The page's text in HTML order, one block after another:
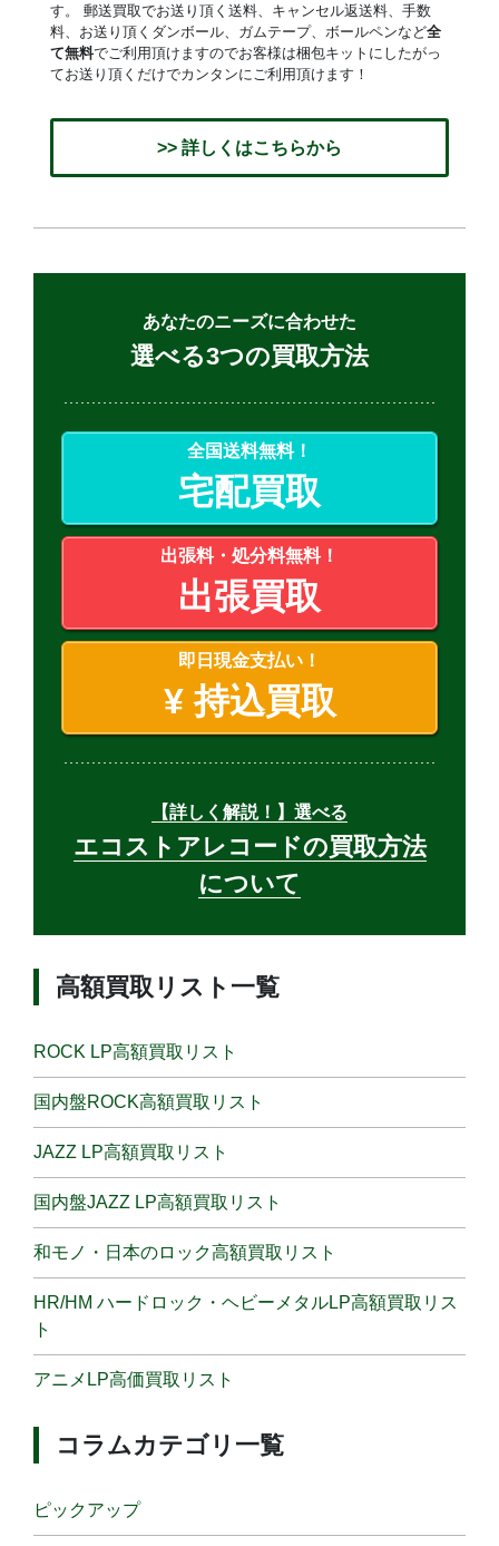
す。 郵送買取でお送り頂く送料、キャンセル返送料、手数
料、お送り頂くダンボール、ガムテープ、ボールペンなど全
て無料でご利用頂けますのでお客様は梱包キットにしたがっ
てお送り頂くだけでカンタンにご利用頂けます！
>> 詳しくはこちらから
あなたのニーズに合わせた
選べる3つの買取方法
全国送料無料！
宅配買取
出張料・処分料無料！
出張買取
即日現金支払い！
¥持込買取
【詳しく解説！】選べる
エコストアレコードの買取方法
について
高額買取リスト一覧
ROCK LP高額買取リスト
国内盤ROCK高額買取リスト
JAZZ LP高額買取リスト
国内盤JAZZ LP高額買取リスト
和モノ・日本のロック高額買取リスト
HR/HM ハードロック・ヘビーメタルLP高額買取リス
ト
アニメLP高価買取リスト
コラムカテゴリ一覧
ピックアップ